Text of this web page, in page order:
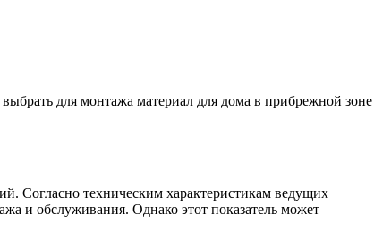
для монтажа материал для дома в прибрежной зоне
Согласно техническим характеристикам ведущих
и обслуживания. Однако этот показатель может